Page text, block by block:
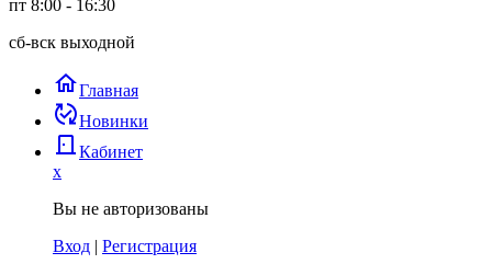
пт 8:00 - 16:30
сб-вск выходной
homeГлавная
published_with_changesНовинки
door_back Кабинет
x
Вы не авторизованы
Вход | Регистрация